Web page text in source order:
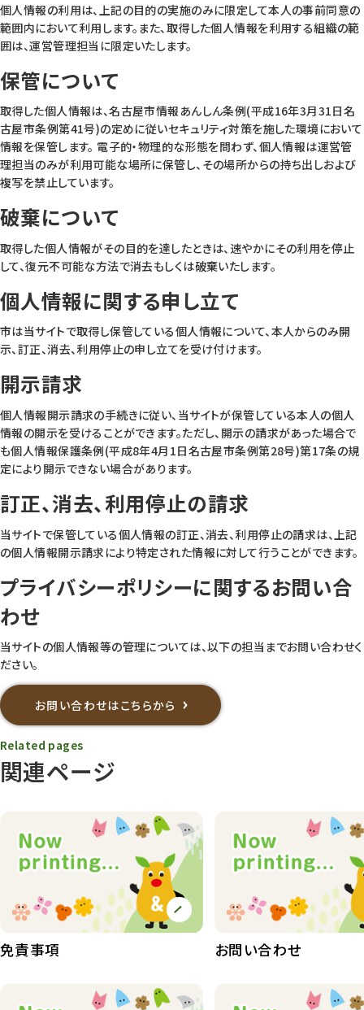
個人情報の利用は、上記の目的の実施のみに限定して本人の事前同意の
範囲内において利用します。また、取得した個人情報を利用する組織の範
囲は、運営管理担当に限定いたします。
保管について
取得した個人情報は、名古屋市情報あんしん条例(平成16年3月31日名
古屋市条例第41号)の定めに従いセキュリティ対策を施した環境において
情報を保管します。 電子的・物理的な形態を問わず、個人情報は運営管
理担当のみが利用可能な場所に保管し、その場所からの持ち出しおよび
複写を禁止しています。
破棄について
取得した個人情報がその目的を達したときは、速やかにその利用を停止
して、復元不可能な方法で消去もしくは破棄いたします。
個人情報に関する申し立て
市は当サイトで取得し保管している個人情報について、本人からのみ開
示、訂正、消去、利用停止の申し立てを受け付けます。
開示請求
個人情報開示請求の手続きに従い、当サイトが保管している本人の個人
情報の開示を受けることができます。ただし、開示の請求があった場合で
も個人情報保護条例(平成8年4月1日名古屋市条例第28号)第17条の規
定により開示できない場合があります。
訂正、消去、利用停止の請求
当サイトで保管している個人情報の訂正、消去、利用停止の請求は、上記
の個人情報開示請求により特定された情報に対して行うことができます。
プライバシーポリシーに関するお問い合
わせ
当サイトの個人情報等の管理については、以下の担当までお問い合わせく
ださい。
お問い合わせはこちらから
関連ページ
Related pages
免責事項 お問い合わせ